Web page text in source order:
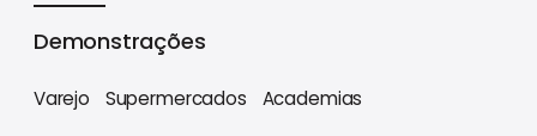
Demonstrações
Varejo Supermercados Academias